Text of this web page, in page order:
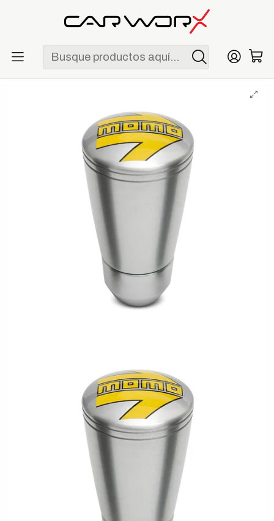
ENVÍO GRATIS POR COMPRAS MAYORES A S/ 250
Perilla de Cambios Deportiva MOMO SK50